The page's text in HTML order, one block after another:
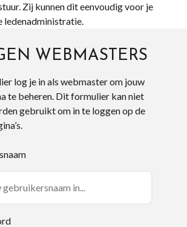
Zij kunnen dit eenvoudig voor je
ledenadministratie.
WEBMASTERS
log je in als webmaster om jouw
te beheren. Dit formulier kan niet
gebruikt om in te loggen op de